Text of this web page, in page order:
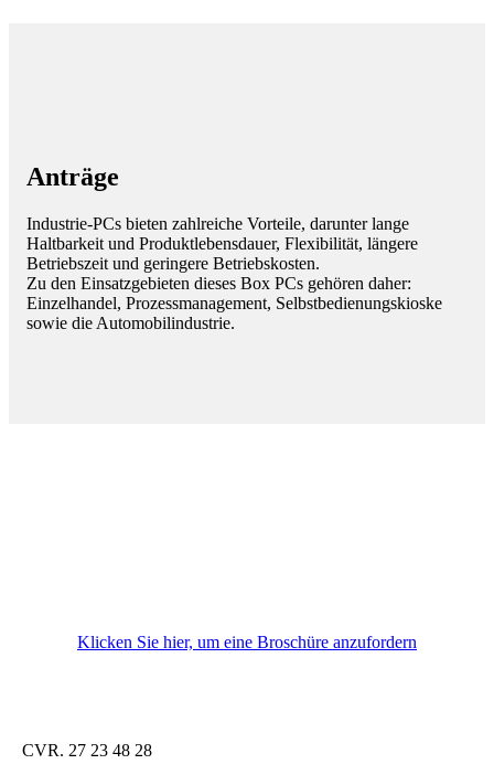
Anträge
Industrie-PCs bieten zahlreiche Vorteile, darunter lange
Haltbarkeit und Produktlebensdauer, Flexibilität, längere
Betriebszeit und geringere Betriebskosten.
Zu den Einsatzgebieten dieses Box PCs gehören daher:
Einzelhandel, Prozessmanagement, Selbstbedienungskioske
sowie die Automobilindustrie.
Klicken Sie hier, um eine Broschüre anzufordern
CVR. 27 23 48 28